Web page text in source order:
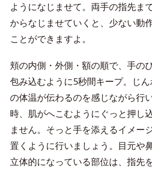
ようになじませて。両手の指先ま
からなじませていくと、少ない動
ことができますよ。
頬の内側・外側・額の順で、手の
包み込むように5秒間キープ。じ
の体温が伝わるのを感じながら行
時、肌がへこむようにぐっと押し
ません。そっと手を添えるイメー
置くように行いましょう。目元や
立体的になっている部位は、指先